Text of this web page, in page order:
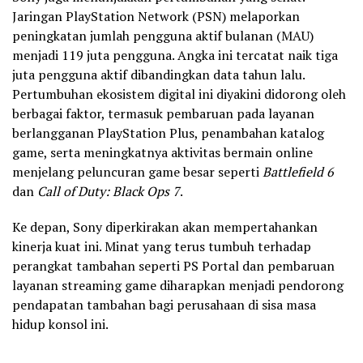
Jaringan PlayStation Network (PSN) melaporkan
peningkatan jumlah pengguna aktif bulanan (MAU)
menjadi 119 juta pengguna. Angka ini tercatat naik tiga
juta pengguna aktif dibandingkan data tahun lalu.
Pertumbuhan ekosistem digital ini diyakini didorong oleh
berbagai faktor, termasuk pembaruan pada layanan
berlangganan PlayStation Plus, penambahan katalog
game, serta meningkatnya aktivitas bermain online
menjelang peluncuran game besar sepertiBattlefield 6
dan Call of Duty: Black Ops 7.
Ke depan, Sony diperkirakan akan mempertahankan
kinerja kuat ini. Minat yang terus tumbuh terhadap
perangkat tambahan seperti PS Portal dan pembaruan
layanan streaming game diharapkan menjadi pendorong
pendapatan tambahan bagi perusahaan di sisa masa
hidup konsol ini.